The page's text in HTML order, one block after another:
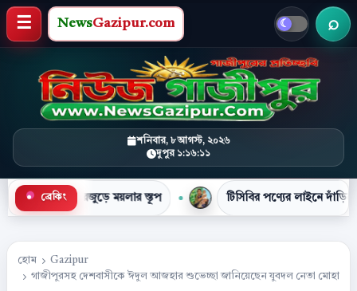
শনিবার, ৮ আগস্ট, ২০২৬
দুপুর ১:১৬:১২
মেনু খুলুন
NewsGazipur.com
● ব্রেকিং
ময়লার স্তূপ টিসিবির পণ্যের লাইনে দাঁড়িয়ে প্রাণ গেল
হোম
Gazipur
গাজীপুরসহ দেশবাসীকে ঈদুল আজহার শুভেচ্ছা জানিয়েছেন যুবদল নেতা